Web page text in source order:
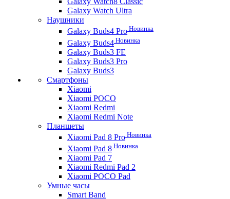
Galaxy Watch Ultra
Наушники
Galaxy Buds4 Pro Новинка
Galaxy Buds4 Новинка
Galaxy Buds3 FE
Galaxy Buds3 Pro
Galaxy Buds3
Смартфоны
Xiaomi
Xiaomi POCO
Xiaomi Redmi
Xiaomi Redmi Note
Планшеты
Xiaomi Pad 8 Pro Новинка
Xiaomi Pad 8 Новинка
Xiaomi Pad 7
Xiaomi Redmi Pad 2
Xiaomi POCO Pad
Умные часы
Smart Band